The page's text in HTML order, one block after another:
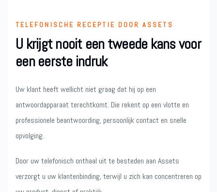
TELEFONISCHE RECEPTIE DOOR ASSETS
U krijgt nooit een tweede kans voor
een eerste indruk
Uw klant heeft wellicht niet graag dat hij op een
antwoordapparaat terechtkomt. Die rekent op een vlotte en
professionele beantwoording, persoonlijk contact en snelle
opvolging.
Door uw telefonisch onthaal uit te besteden aan Assets
verzorgt u uw klantenbinding, terwijl u zich kan concentreren op